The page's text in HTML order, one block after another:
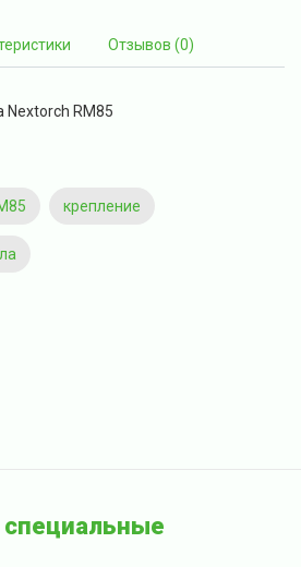
Отзывов (0)
Nextorch RM85
крепление
специальные